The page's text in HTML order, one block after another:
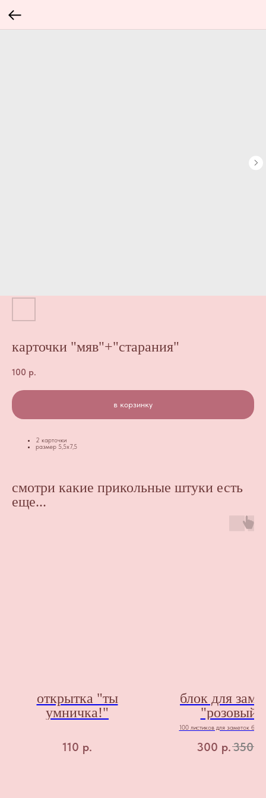
карточки "мяв"+"старания"
100 р.
в корзинку
2 карточки
размер 5,5х7,5
смотри какие прикольные штуки есть
еще...
открытка "ты
умничка!"
110 р.
блок для
"розовый"
100 листиков для заметок без
300 р.350